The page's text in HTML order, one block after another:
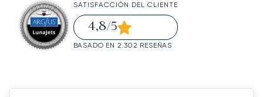
SATISFACCIÓN DEL CLIENTE
4,8/5
BASADO EN 2.302 RESEÑAS